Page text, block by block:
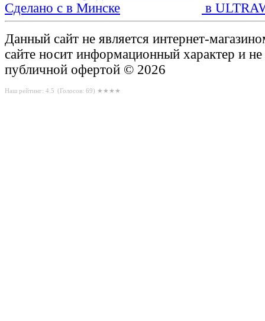
Сделано с в
Данный сайт не является интернет-
сайте носит информационный характер и не
публичной офертой © 2026
Наш рейтинг: 4.5 (Голосов: 69) ★★★★